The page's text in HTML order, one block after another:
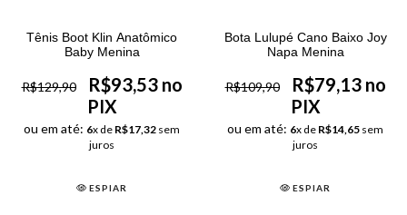
Tênis Boot Klin Anatômico
Baby Menina
R$129,90
R$93,53 no
PIX
ou em até: 6x de R$17,32 sem
juros
ESPIAR
Bota Lulupé Cano Baixo Joy
Napa Menina
R$109,90
R$79,13 no
PIX
ou em até: 6x de R$14,65 sem
juros
ESPIAR